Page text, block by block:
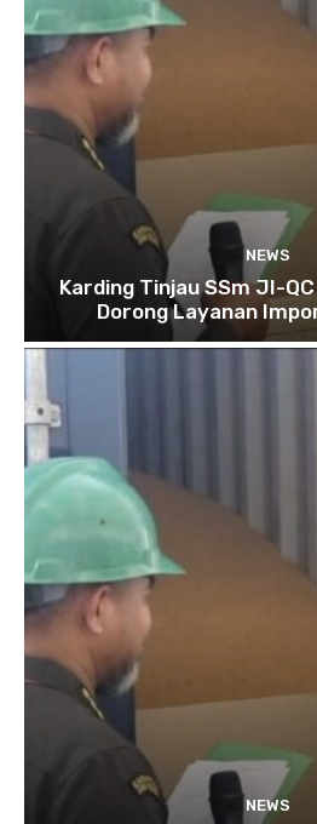
NEWS
Karding Tinjau SSm JI-
Dorong Layanan
NEWS